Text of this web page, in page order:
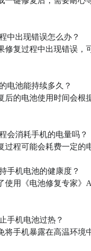
中出现错误怎么办？
电池能持续多久？
会消耗手机的电量吗？
手机电池的健康度？
手机电池过热？